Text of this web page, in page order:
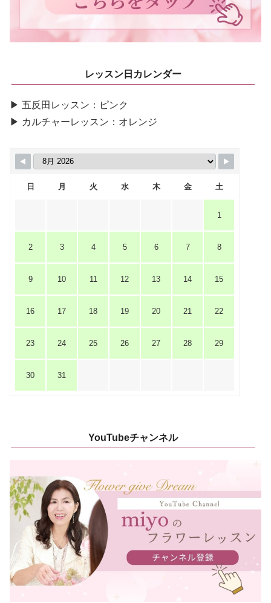
レッスン日カレンダー
▶ 五反田レッスン：ピンク
▶ カルチャーレッスン：オレンジ
日 月 火 水 木 金 土
1
2 3 4 5 6 7 8
9 10 11 12 13 14 15
16 17 18 19 20 21 22
23 24 25 26 27 28 29
30 31
YouTubeチャンネル